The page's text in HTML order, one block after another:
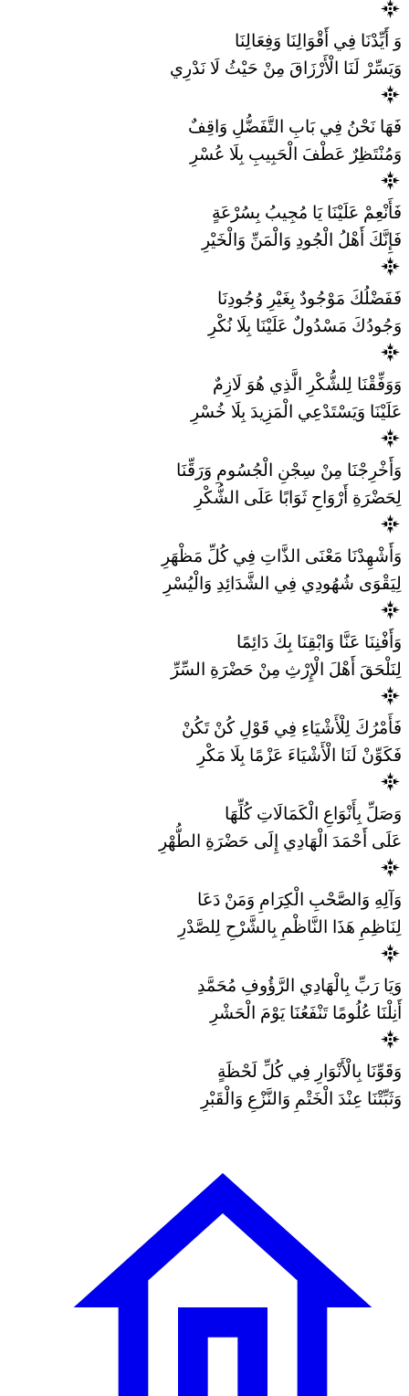
وَ أَيِّدْنَا فِي أَقْوَالِنَا وَفِعَالِنَا
وَيَسِّرْ لَنَا الْأَرْزَاقَ مِنْ حَيْثُ لَا نَدْرِي
فَهَا نَحْنُ فِي بَابِ التَّفَضُّلِ وَاقِفٌ
وَمُنْتَظِرٌ عَطْفَ الْحَبِيبِ بِلَا عُسْرِ
فَأَنْعِمْ عَلَيْنَا يَا مُجِيبُ بِسُرْعَةٍ
فَإِنَّكَ أَهْلُ الْجُودِ وَالْمَنِّ وَالْخَيْرِ
فَفَضْلُكَ مَوْجُودٌ بِغَيْرِ وُجُودِنَا
وَجُودُكَ مَسْدُولٌ عَلَيْنَا بِلَا نُكْرِ
وَوَفِّقْنَا لِلشُّكْرِ الَّذِي هُوَ لَازِمٌ
عَلَيْنَا وَيَسْتَدْعِي الْمَزِيدَ بِلَا خُسْرِ
وَأَخْرِجْنَا مِنْ سِجْنِ الْجُسُومِ وَرَقِّنَا
لِحَضْرَةِ أَرْوَاحِ ثَوَابًا عَلَى الشُّكْرِ
وَأَشْهِدْنَا مَعْنَى الذَّاتِ فِي كُلِّ مَظْهَرِ
لِيَقْوَى شُهُودِي فِي الشَّدَائِدِ وَالْيُسْرِ
وَأَفْنِنَا عَنَّا وَابْقِنَا بِكَ دَائِمًا
لِنَلْحَقَ أَهْلَ الْإِرْثِ مِنْ حَضْرَةِ السِّرِّ
فَأَمْرُكَ لِلْأَشْيَاءِ فِي قَوْلِ كُنْ تَكُنْ
فَكَوِّنْ لَنَا الْأَشْيَاءَ عَزْمًا بِلَا مَكْرِ
وَصَلِّ بِأَنْوَاعِ الْكَمَالَاتِ كُلِّهَا
عَلَى أَحْمَدَ الْهَادِي إِلَى حَضْرَةِ الطُّهْرِ
وَآلِهِ وَالصَّحْبِ الْكِرَامِ وَمَنْ دَعَا
لِنَاظِمِ هَذَا النَّاظْمِ بِالشَّرْحِ لِلصَّدْرِ
وَيَا رَبِّ بِالْهَادِي الرَّؤُوفِ مُحَمَّدِ
أَنِلْنَا عُلُومًا تَنْفَعُنَا يَوْمَ الْحَشْرِ
وَقَوِّنَا بِالْأَنْوَارِ فِي كُلِّ لَحْظَةٍ
وَثَبِّتْنَا عِنْدَ الْخَتْمِ وَالنَّزْعِ وَالْقَبْرِ